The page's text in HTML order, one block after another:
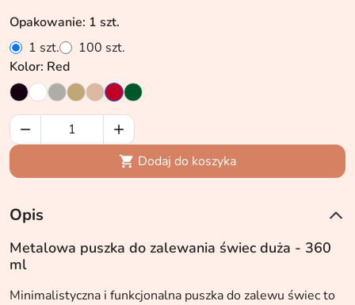
Opakowanie: 1 szt.
1 szt.
100 szt.
Kolor: Red


 Dodaj do koszyka
Opis
Metalowa puszka do zalewania świec duża - 360
ml
Minimalistyczna i funkcjonalna puszka do zalewu świec to